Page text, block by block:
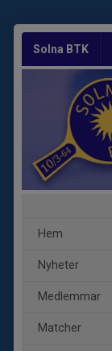
Solna BTK
Hem
Nyheter
Medlemmar
Matcher